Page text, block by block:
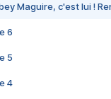
Maguire, c'est lui !
6
5
4